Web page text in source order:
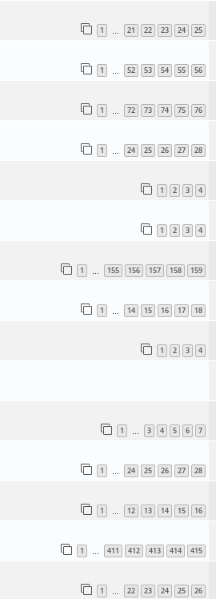
1 21 22 23 24 25
1 52 53 54 55 56
1 72 73 74 75 76
1 24 25 26 27 28
1 2 3 4
1 2 3 4
1 155 156 157 158 159
1 14 15 16 17 18
1 2 3 4
1 3 4 5 6 7
1 24 25 26 27 28
1 12 13 14 15 16
1 411 412 413 414 415
1 22 23 24 25 26